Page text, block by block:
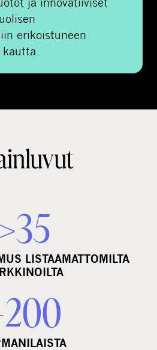
erikoistuneen
LISTAAMATTOMILTA